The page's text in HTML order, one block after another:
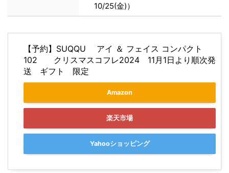
10/25(金)）
【予約】SUQQU アイ ＆ フェイス コンパクト
102 クリスマスコフレ2024 11月1日より順次発
送 ギフト 限定
Amazon
楽天市場
Yahooショッピング